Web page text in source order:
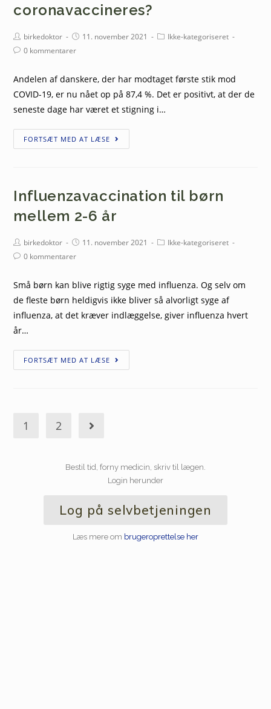
coronavaccineres?
birkedoktor 11. november 2021
Ikke-kategoriseret
0 kommentarer
Andelen af danskere, der har modtaget første stik mod
COVID-19, er nu nået op på 87,4 %. Det er positivt, at der de
seneste dage har været et stigning i…
FORTSÆT MED AT LÆSE
Influenzavaccination til børn
mellem 2-6 år
birkedoktor 11. november 2021
Ikke-kategoriseret
0 kommentarer
Små børn kan blive rigtig syge med influenza. Og selv om
de fleste børn heldigvis ikke bliver så alvorligt syge af
influenza, at det kræver indlæggelse, giver influenza hvert
år…
FORTSÆT MED AT LÆSE
1 2
Bestil tid, forny medicin, skriv til lægen.
Login herunder
Log på selvbetjeningen
Læs mere om brugeroprettelse her